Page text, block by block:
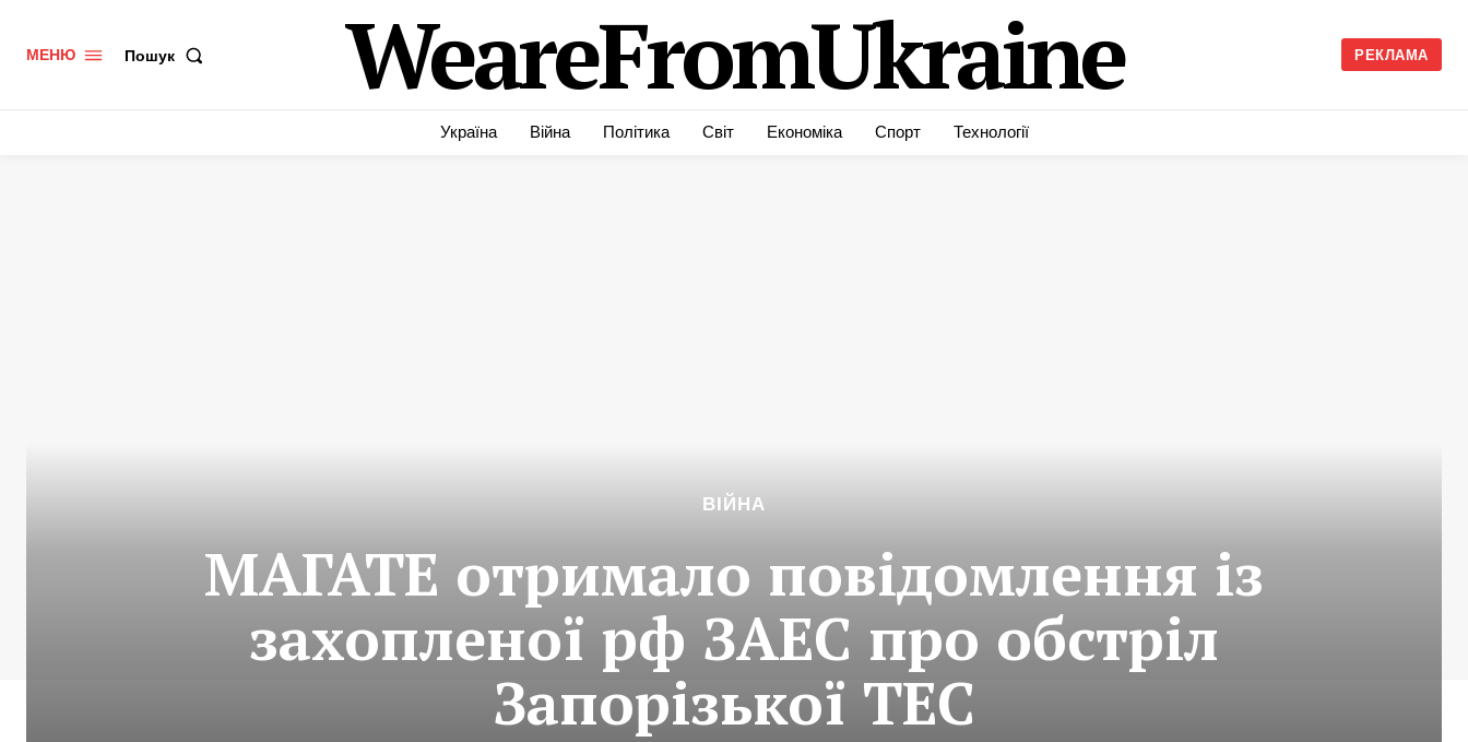
МЕНЮ Пошук WeareFromUkraine РЕКЛАМА
Україна Війна Політика Світ Економіка Спорт Технології
ВІЙНА
МАГАТЕ отримало повідомлення із
захопленої рф ЗАЕС про обстріл
Запорізької ТЕС